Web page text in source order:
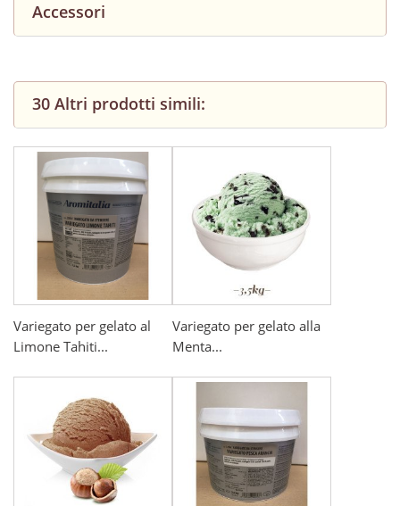
Accessori
30 Altri prodotti simili:
Variegato per gelato al
Limone Tahiti...
Variegato per gelato alla
Menta...